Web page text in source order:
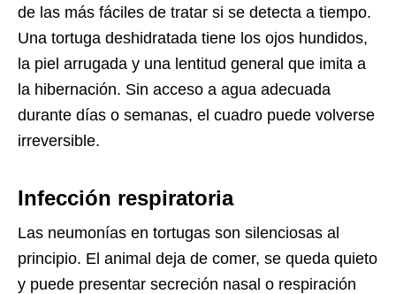
de las más fáciles de tratar si se detecta a tiempo.
Una tortuga deshidratada tiene los ojos hundidos,
la piel arrugada y una lentitud general que imita a
la hibernación. Sin acceso a agua adecuada
durante días o semanas, el cuadro puede volverse
irreversible.
Infección respiratoria
Las neumonías en tortugas son silenciosas al
principio. El animal deja de comer, se queda quieto
y puede presentar secreción nasal o respiración